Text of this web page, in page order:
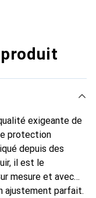
exigeante de
protection
depuis des
il est le
mesure et avec
ajustement parfait.